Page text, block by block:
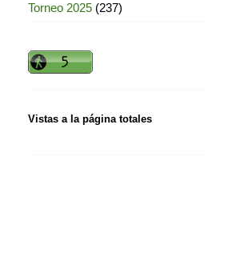
Torneo 2025 (237)
Vistas a la página totales